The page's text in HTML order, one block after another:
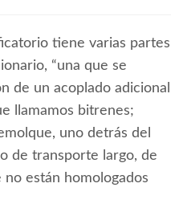
tiene varias partes
“una que se
de un acoplado adicional
llamamos bitrenes;
uno detrás del
de transporte largo, de
están homologados